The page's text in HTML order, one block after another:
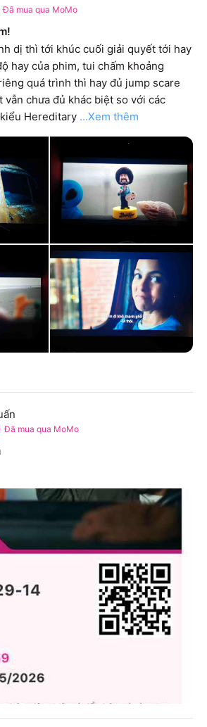
Đã mua qua MoMo
dị thì tới khúc cuối giải quyết tới hay
hay của phim, tui chấm khoảng
quá trình thì hay đủ jump scare
vẫn chưa đủ khác biệt so với các
Hereditary ...Xem thêm
Đã mua qua MoMo